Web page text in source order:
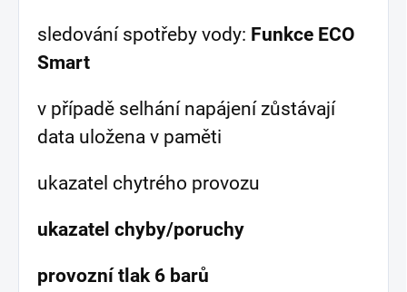
sledování spotřeby vody: Funkce ECO
Smart
v případě selhání napájení zůstávají
data uložena v paměti
ukazatel chytrého provozu
ukazatel chyby/poruchy
provozní tlak 6 barů